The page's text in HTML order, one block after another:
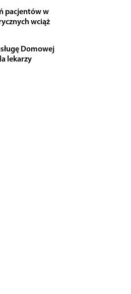
pacjentów w
wciąż
Domowej
lekarzy